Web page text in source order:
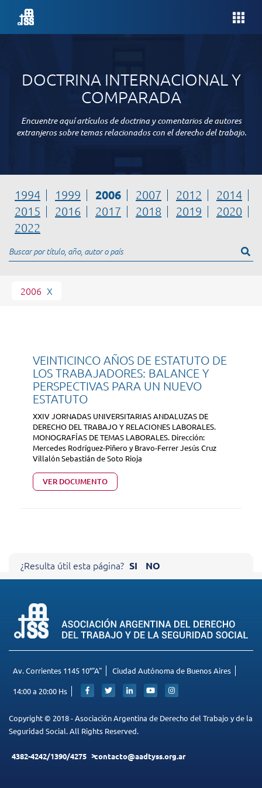
DOCTRINA INTERNACIONAL Y
COMPARADA
Encuentre aquí artículos de doctrina y comentarios de autores
extranjeros sobre temas relacionados con el derecho del trabajo.
1994 1999 2006 2007 2012
2014
2015
2016 2017 2018 2019
2020
2022
2006 X
VEINTICINCO AÑOS DE ESTATUTO DE
LOS TRABAJADORES: BALANCE Y
PERSPECTIVAS PARA UN NUEVO
ESTATUTO
XXIV JORNADAS UNIVERSITARIAS ANDALUZAS DE
DERECHO DEL TRABAJO Y RELACIONES LABORALES.
MONOGRAFÍAS DE TEMAS LABORALES. Dirección:
Mercedes Rodríguez-Piñero y Bravo-Ferrer Jesús Cruz
Villalón Sebastián de Soto Rioja
VER DOCUMENTO
¿Resulta útil esta página? SI NO
AYÚDENOS A MEJORAR NUESTRO
Sus comentarios nos ayudan a mejorar el funcionamiento de
nuestra página.
Agradecemos de antemano su colaboración.
ENVIAR
Av. Corrientes 1145 10°"A" Ciudad Autónoma de Buenos Aires
14:00 a 20:00 Hs
Copyright © 2018 - Asociación Argentina de Derecho del Trabajo y de la
Seguridad Social. All Rights Reserved.
4382-4242/1390/4275 contacto@aadtyss.org.ar